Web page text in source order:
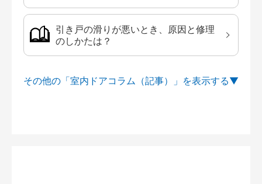
引き戸の滑りが悪いとき、原因と修理
のしかたは？
その他の「室内ドアコラム（記事）」を